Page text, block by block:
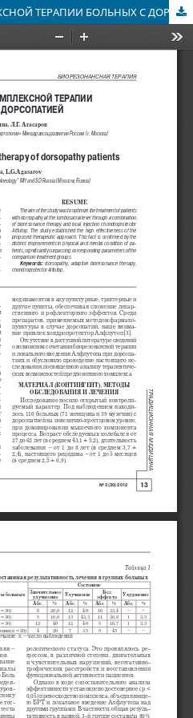
ОПТИМИЗАЦИЯ КОМПЛЕКСНОЙ ТЕРАПИИ БОЛЬНЫХ С ДОРСОПАТИЕЙ